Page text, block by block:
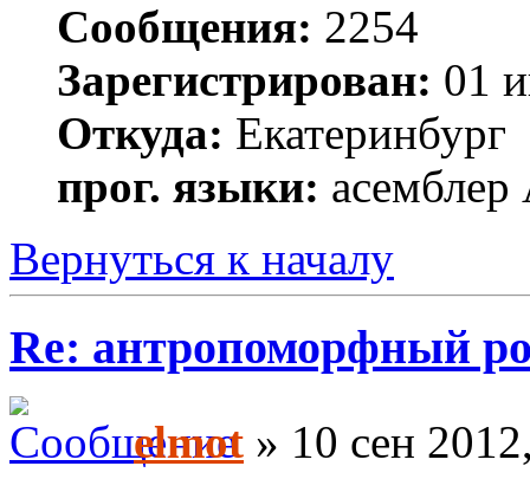
Сообщения: 2254
Зарегистрирован: 01
Откуда: Екатеринбург
прог. языки: асемблер
Вернуться к началу
Re: антропоморфный
elmot » 10 сен